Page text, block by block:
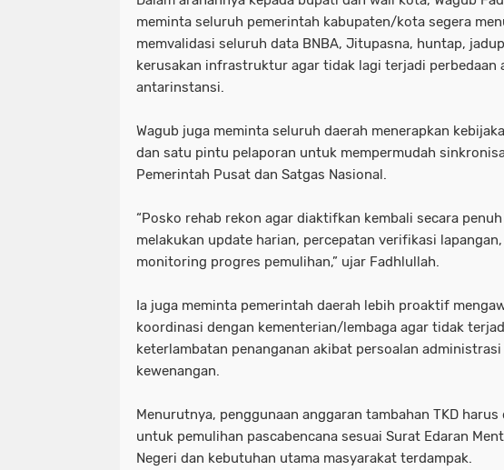
meminta seluruh pemerintah kabupaten/kota segera
memvalidasi seluruh data BNBA, Jitupasna, huntap,
kerusakan infrastruktur agar tidak lagi terjadi perbedaan
antarinstansi.
‎Wagub juga meminta seluruh daerah menerapkan
dan satu pintu pelaporan untuk mempermudah
Pemerintah Pusat dan Satgas Nasional.
‎“Posko rehab rekon agar diaktifkan kembali secara
melakukan update harian, percepatan verifikasi lapangan,
monitoring progres pemulihan,” ujar Fadhlullah.
‎Ia juga meminta pemerintah daerah lebih proaktif
koordinasi dengan kementerian/lembaga agar tidak
keterlambatan penanganan akibat persoalan administrasi
kewenangan.
‎Menurutnya, penggunaan anggaran tambahan TKD
untuk pemulihan pascabencana sesuai Surat Edaran
Negeri dan kebutuhan utama masyarakat terdampak.